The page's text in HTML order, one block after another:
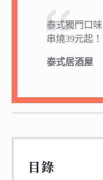
泰式獨門口味
串燒39元起！
泰式居酒屋
目錄